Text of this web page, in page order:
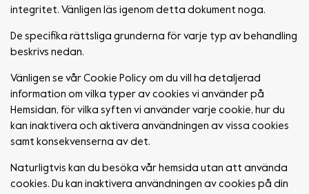
integritet. Vänligen läs igenom detta dokument noga.
De specifika rättsliga grunderna för varje typ av behandling
beskrivs nedan.
Vänligen se vår Cookie Policy om du vill ha detaljerad
information om vilka typer av cookies vi använder på
Hemsidan, för vilka syften vi använder varje cookie, hur du
kan inaktivera och aktivera användningen av vissa cookies
samt konsekvenserna av det.
Naturligtvis kan du besöka vår hemsida utan att använda
cookies. Du kan inaktivera användningen av cookies på din